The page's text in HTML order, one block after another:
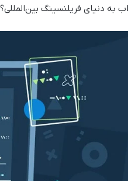
به دنیای فریلنسینگ بین‌المللی؟